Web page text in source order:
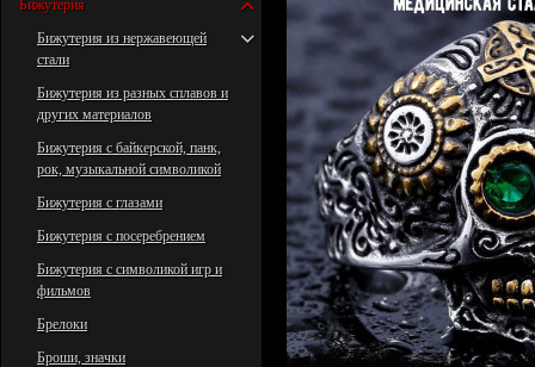
Бижутерия
Бижутерия из нержавеющей
стали
Бижутерия из разных сплавов и
других материалов
Бижутерия с байкерской, панк,
рок, музыкальной символикой
Бижутерия с глазами
Бижутерия с посеребрением
Бижутерия с символикой игр и
фильмов
Брелоки
Броши, значки